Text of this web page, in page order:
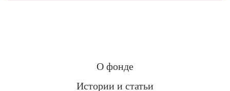
О фонде
Истории и статьи